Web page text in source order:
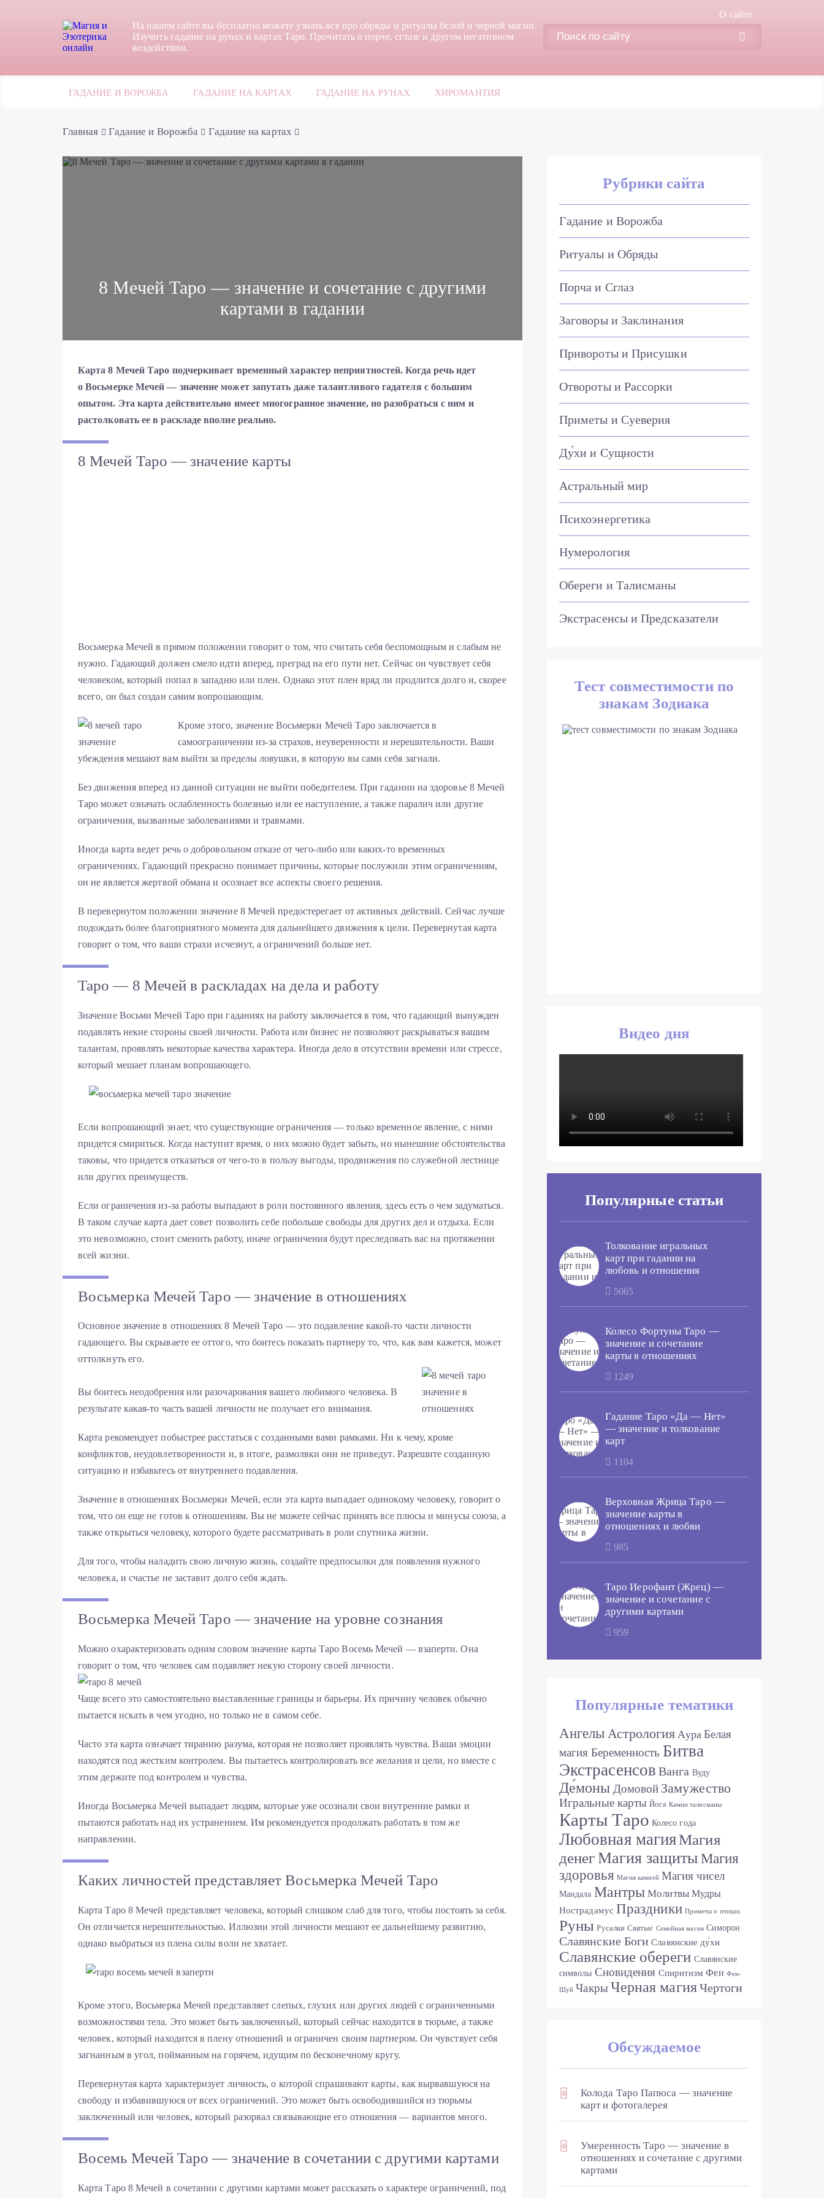
О сайте
На нашем сайте вы бесплатно можете узнать все про обряды и ритуалы белой и черной магии.
Изучить гадание на рунах и картах Таро. Прочитать о порче, сглазе и другом негативном
воздействии.
ГАДАНИЕ И ВОРОЖБА ГАДАНИЕ НА КАРТАХ ГАДАНИЕ НА РУНАХ ХИРОМАНТИЯ
Главная Гадание и Ворожба Гадание на картах
8 Мечей Таро — значение и сочетание с другими
картами в гадании
Карта 8 Мечей Таро подчеркивает временный характер неприятностей. Когда речь идет
о Восьмерке Мечей — значение может запутать даже талантливого гадателя с большим
опытом. Эта карта действительно имеет многогранное значение, но разобраться с ним и
растолковать ее в раскладе вполне реально.
8 Мечей Таро — значение карты
Восьмерка Мечей в прямом положении говорит о том, что считать себя беспомощным и слабым не
нужно. Гадающий должен смело идти вперед, преград на его пути нет. Сейчас он чувствует себя
человеком, который попал в западню или плен. Однако этот плен вряд ли продлится долго и, скорее
всего, он был создан самим вопрошающим.
Кроме этого, значение Восьмерки Мечей Таро заключается в
самоограничении из-за страхов, неуверенности и нерешительности. Ваши
убеждения мешают вам выйти за пределы ловушки, в которую вы сами себя загнали.
Без движения вперед из данной ситуации не выйти победителем. При гадании на здоровье 8 Мечей
Таро может означать ослабленность болезнью или ее наступление, а также паралич или другие
ограничения, вызванные заболеваниями и травмами.
Иногда карта ведет речь о добровольном отказе от чего-либо или каких-то временных
ограничениях. Гадающий прекрасно понимает причины, которые послужили этим ограничениям,
он не является жертвой обмана и осознает все аспекты своего решения.
В перевернутом положении значение 8 Мечей предостерегает от активных действий. Сейчас лучше
подождать более благоприятного момента для дальнейшего движения к цели. Перевернутая карта
говорит о том, что ваши страхи исчезнут, а ограничений больше нет.
Таро — 8 Мечей в раскладах на дела и работу
Значение Восьми Мечей Таро при гаданиях на работу заключается в том, что гадающий вынужден
подавлять некие стороны своей личности. Работа или бизнес не позволяют раскрываться вашим
талантам, проявлять некоторые качества характера. Иногда дело в отсутствии времени или стрессе,
который мешает планам вопрошающего.
Если вопрошающий знает, что существующие ограничения — только временное явление, с ними
придется смириться. Когда наступит время, о них можно будет забыть, но нынешние обстоятельства
таковы, что придется отказаться от чего-то в пользу выгоды, продвижения по служебной лестнице
или других преимуществ.
Если ограничения из-за работы выпадают в роли постоянного явления, здесь есть о чем задуматься.
В таком случае карта дает совет позволить себе побольше свободы для других дел и отдыха. Если
это невозможно, стоит сменить работу, иначе ограничения будут преследовать вас на протяжении
всей жизни.
Восьмерка Мечей Таро — значение в отношениях
Основное значение в отношениях 8 Мечей Таро — это подавление какой-то части личности
гадающего. Вы скрываете ее оттого, что боитесь показать партнеру то, что, как вам кажется, может
оттолкнуть его.
Вы боитесь неодобрения или разочарования вашего любимого человека. В
результате какая-то часть вашей личности не получает его внимания.
Карта рекомендует побыстрее расстаться с созданными вами рамками. Ни к чему, кроме
конфликтов, неудовлетворенности и, в итоге, размолвки они не приведут. Разрешите созданную
ситуацию и избавьтесь от внутреннего подавления.
Значение в отношениях Восьмерки Мечей, если эта карта выпадает одинокому человеку, говорит о
том, что он еще не готов к отношениям. Вы не можете сейчас принять все плюсы и минусы союза, а
также открыться человеку, которого будете рассматривать в роли спутника жизни.
Для того, чтобы наладить свою личную жизнь, создайте предпосылки для появления нужного
человека, и счастье не заставит долго себя ждать.
Восьмерка Мечей Таро — значение на уровне сознания
Можно охарактеризовать одним словом значение карты Таро Восемь Мечей — взаперти. Она
говорит о том, что человек сам подавляет некую сторону своей личности.
Чаще всего это самостоятельно выставленные границы и барьеры. Их причину человек обычно
пытается искать в чем угодно, но только не в самом себе.
Часто эта карта означает тиранию разума, которая не позволяет проявлять чувства. Ваши эмоции
находятся под жестким контролем. Вы пытаетесь контролировать все желания и цели, но вместе с
этим держите под контролем и чувства.
Иногда Восьмерка Мечей выпадает людям, которые уже осознали свои внутренние рамки и
пытаются работать над их устранением. Им рекомендуется продолжать работать в том же
направлении.
Каких личностей представляет Восьмерка Мечей Таро
Карта Таро 8 Мечей представляет человека, который слишком слаб для того, чтобы постоять за себя.
Он отличается нерешительностью. Иллюзии этой личности мешают ее дальнейшему развитию,
однако выбраться из плена силы воли не хватает.
Кроме этого, Восьмерка Мечей представляет слепых, глухих или других людей с ограниченными
возможностями тела. Это может быть заключенный, который сейчас находится в тюрьме, а также
человек, который находится в плену отношений и ограничен своим партнером. Он чувствует себя
загнанным в угол, пойманным на горячем, идущим по бесконечному кругу.
Перевернутая карта характеризует личность, о которой спрашивают карты, как вырвавшуюся на
свободу и избавившуюся от всех ограничений. Это может быть освободившийся из тюрьмы
заключенный или человек, который разорвал связывающие его отношения — вариантов много.
Восемь Мечей Таро — значение в сочетании с другими картами
Карта Таро 8 Мечей в сочетании с другими картами может рассказать о характере ограничений, под
Рубрики сайта
Гадание и Ворожба
Ритуалы и Обряды
Порча и Сглаз
Заговоры и Заклинания
Привороты и Присушки
Отвороты и Рассорки
Приметы и Суеверия
Ду́хи и Сущности
Астральный мир
Психоэнергетика
Нумерология
Обереги и Талисманы
Экстрасенсы и Предсказатели
Тест совместимости по
знакам Зодиака
Видео дня
Популярные статьи
Толкование игральных
карт при гадании на
любовь и отношения
5065
Колесо Фортуны Таро —
значение и сочетание
карты в отношениях
1249
Гадание Таро «Да — Нет»
— значение и толкование
карт
1104
Верховная Жрица Таро —
значение карты в
отношениях и любви
985
Таро Иерофант (Жрец) —
значение и сочетание с
другими картами
959
Популярные тематики
Ангелы Астрология Аура Белая
магия Беременность Битва
Экстрасенсов Ванга Вуду
Де́моны Домовой Замужество
Игральные карты Йога Камни талисманы
Карты Таро Колесо года
Любовная магияМагия
денегМагия защиты Магия
здоровья Магия камней Магия чисел
Мандала Мантры Молитвы Мудры
Нострадамус Праздники Приметы о птицах
Руны Русалки Святые Семейная магия Симорон
Славянские Боги Славянские ду́хи
Славянские обереги Славянские
символы Сновидения Спиритизм Феи Фен-
Шуй Чакры Черная магияЧертоги
Обсуждаемое
0
Колода Таро Папюса — значение
карт и фотогалерея
0
Умеренность Таро — значение в
отношениях и сочетание с другими
картами